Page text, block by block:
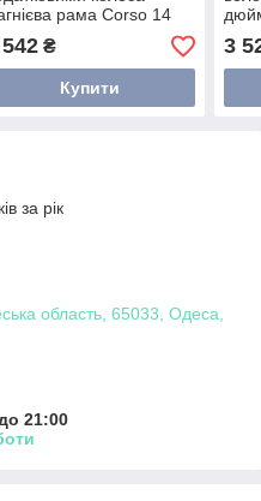
рама Corso 14
₴
Купити
3
за рік
область, 65033, Одеса,
21:00